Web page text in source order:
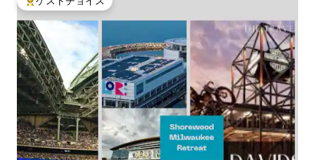
大好評のゲストチョイスです。